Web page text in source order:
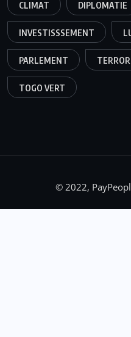
CLIMAT DIPLOMATIE
INVESTISSSEMENT
PARLEMENT
TOGO VERT
© 2022,